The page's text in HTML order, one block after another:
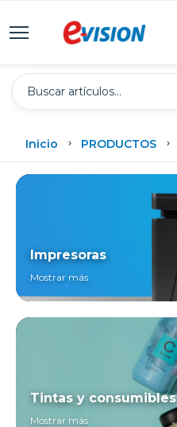
Inicio PRODUCTOS
Impresoras
Mostrar más
Tintas y consumibles
Mostrar más